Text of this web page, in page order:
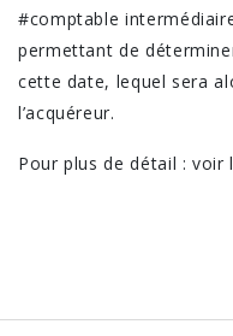
#comptable
permettant de
cette date, lequel sera
l’acquéreur.
Pour plus de détail : voir